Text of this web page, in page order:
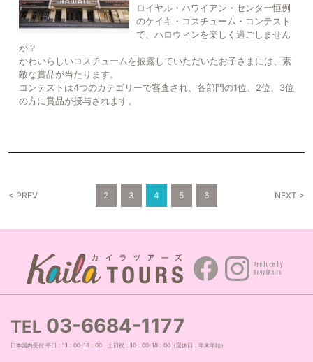
ロイヤル・ハワイアン・センター恒例
のケイキ・コスチューム・コンテスト
で、ハロウィンを楽しく過ごしません
か？
かわいらしいコスチュームを披露していただいたお子さまには、素
敵な賞品が当たります。
コンテストは4つのカテゴリーで審査され、各部門の1位、2位、3位
の方に賞品が授与されます。
< PREV 2 3 4 5 6 NEXT >
TEL 03-6684-1177
日本国内受付 平日：11：00-18：00 土日祝：10：00-18：00（定休日：年末年始）